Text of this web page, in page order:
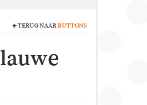
TERUG NAAR BUTTONS